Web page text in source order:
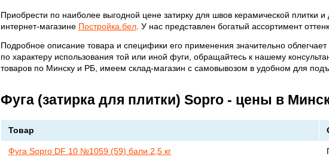
Приобрести по наиболее выгодной цене затирку для швов керамической плитки
интернет-магазине Постройка.бел . У нас представлен богатый ассортимент
Подробное описание товара и специфики его применения значительно
по характеру использования той или иной фуги, обращайтесь к нашему
товаров по Минску и РБ, имеем склад-магазин с самовывозом в удобном для
Фуга (затирка для плитки) Sopro - цены в
Товар
Фуга Sopro DF 10 №1059 (59) бали 2,5 кг